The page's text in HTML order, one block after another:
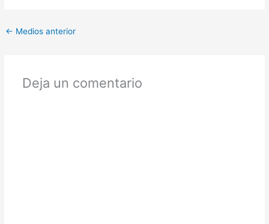
← Medios anterior
Deja un comentario